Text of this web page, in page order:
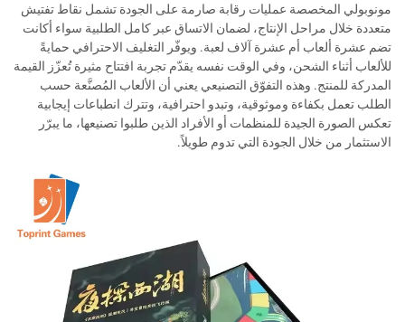
مونوبولي المخصصة عمليات رقابة صارمة على الجودة تشمل نقاط تفتيش
متعددة خلال مراحل الإنتاج، لضمان الاتساق عبر كامل الطلبية سواء أكانت
تضم عشرة ألعاب أم عشرة آلاف لعبة. ويوفّر التغليف الاحترافي حمايةً
للألعاب أثناء الشحن، وفي الوقت نفسه يقدّم تجربة افتتاح مثيرة تُعزّز القيمة
المدركة للمنتج. وهذه التفوّق التصنيعي يعني أن الألعاب المُصنَّعة حسب
الطلب تعمل بكفاءة وموثوقية، وتبدو احترافية، وتترك انطباعات إيجابية
تعكس الصورة الجيدة للمنظمات أو الأفراد الذين طلبوا تصنيعها، ما يبرّر
الاستثمار من خلال الجودة التي تدوم طويلاً.